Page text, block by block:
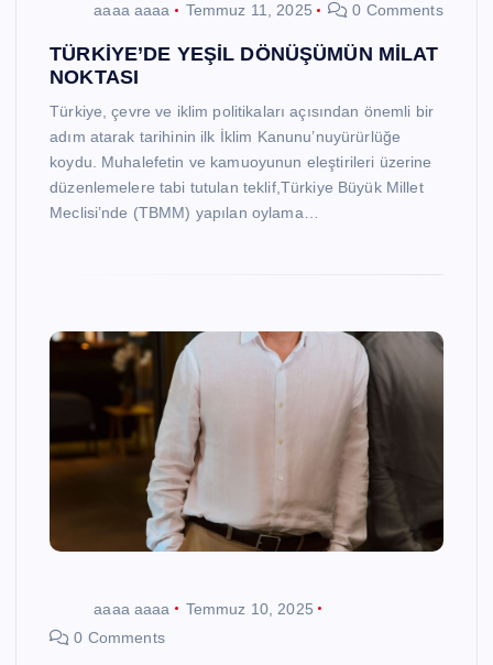
aaaa aaaa Temmuz 11, 2025 0 Comments
TÜRKİYE’DE YEŞİL DÖNÜŞÜMÜN MİLAT
NOKTASI
Türkiye, çevre ve iklim politikaları açısından önemli bir
adım atarak tarihinin ilk İklim Kanunu’nuyürürlüğe
koydu. Muhalefetin ve kamuoyunun eleştirileri üzerine
düzenlemelere tabi tutulan teklif,Türkiye Büyük Millet
Meclisi’nde (TBMM) yapılan oylama…
aaaa aaaa
Temmuz 10, 2025
0 Comments